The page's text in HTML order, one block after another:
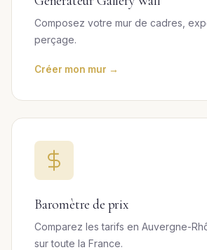
Composez votre mur de cadres,
perçage.
Créer mon mur →
Baromètre de prix
Comparez les tarifs en Auvergne-
sur toute la France.